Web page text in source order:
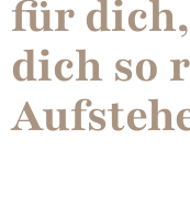
für
dich so